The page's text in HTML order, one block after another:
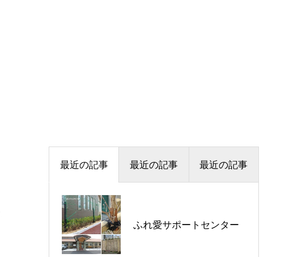
最近の記事 最近の記事 最近の記事
ふれ愛サポートセンター
ふれ愛サポートセンター
大府市 T&Y様邸